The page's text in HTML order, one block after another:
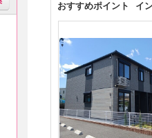
おすすめポイント イ